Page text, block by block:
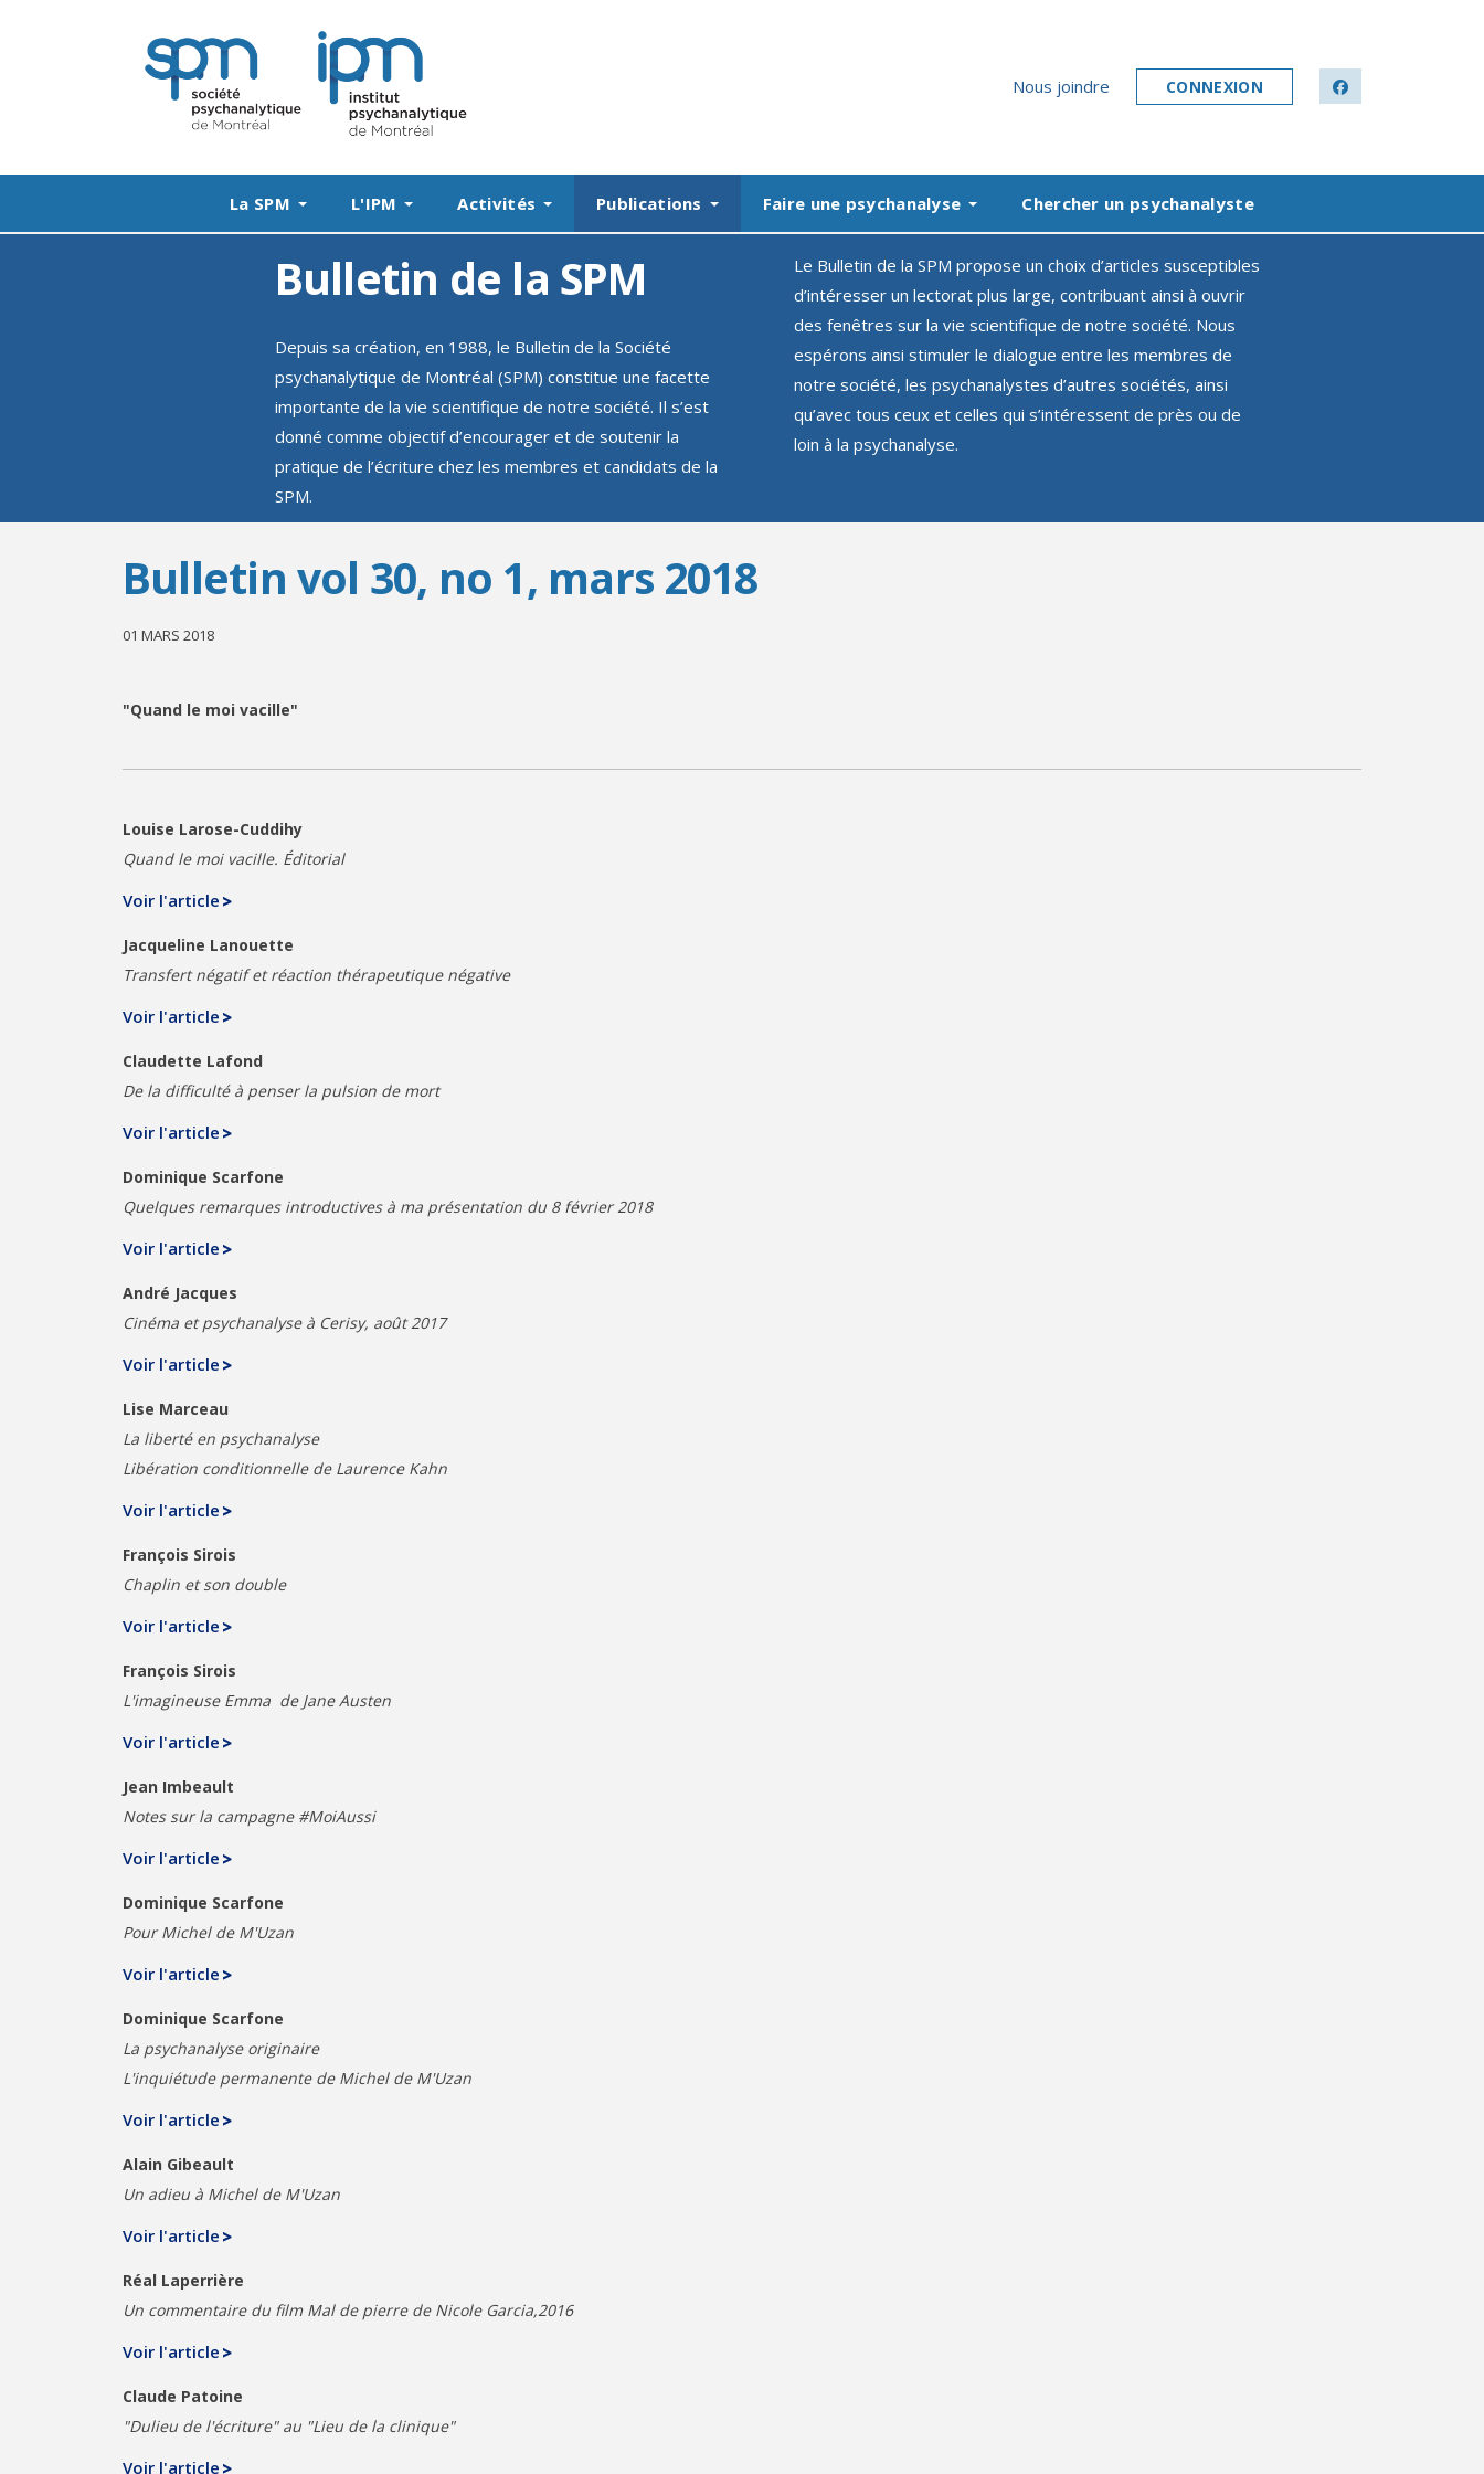
Nous joindre CONNEXION facebook
La SPM L'IPM Activités Publications Faire une psychanalyse Chercher un psychanalyste
Bulletin de la SPM
Depuis sa création, en 1988, le Bulletin de la Société
psychanalytique de Montréal (SPM) constitue une facette
importante de la vie scientifique de notre société. Il s’est
donné comme objectif d’encourager et de soutenir la
pratique de l’écriture chez les membres et candidats de la
SPM.
Le Bulletin de la SPM propose un choix d’articles susceptibles
d’intéresser un lectorat plus large, contribuant ainsi à ouvrir
des fenêtres sur la vie scientifique de notre société. Nous
espérons ainsi stimuler le dialogue entre les membres de
notre société, les psychanalystes d’autres sociétés, ainsi
qu’avec tous ceux et celles qui s’intéressent de près ou de
loin à la psychanalyse.
Bulletin vol 30, no 1, mars 2018
01 MARS 2018
"Quand le moi vacille"
Louise Larose-Cuddihy
Quand le moi vacille. Éditorial
Voir l'article
Jacqueline Lanouette
Transfert négatif et réaction thérapeutique négative
Voir l'article
Claudette Lafond
De la difficulté à penser la pulsion de mort
Voir l'article
Dominique Scarfone
Quelques remarques introductives à ma présentation du 8 février 2018
Voir l'article
André Jacques
Cinéma et psychanalyse à Cerisy, août 2017
Voir l'article
Lise Marceau
La liberté en psychanalyse
Libération conditionnelle de Laurence Kahn
Voir l'article
François Sirois
Chaplin et son double
Voir l'article
François Sirois
L'imagineuse Emma de Jane Austen
Voir l'article
Jean Imbeault
Notes sur la campagne #MoiAussi
Voir l'article
Dominique Scarfone
Pour Michel de M'Uzan
Voir l'article
Dominique Scarfone
La psychanalyse originaire
L'inquiétude permanente de Michel de M'Uzan
Voir l'article
Alain Gibeault
Un adieu à Michel de M'Uzan
Voir l'article
Réal Laperrière
Un commentaire du film Mal de pierre de Nicole Garcia,2016
Voir l'article
Claude Patoine
"Dulieu de l'écriture" au "Lieu de la clinique"
Voir l'article